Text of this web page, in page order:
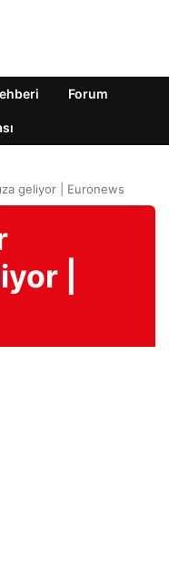
Forum
geliyor | Euronews
|